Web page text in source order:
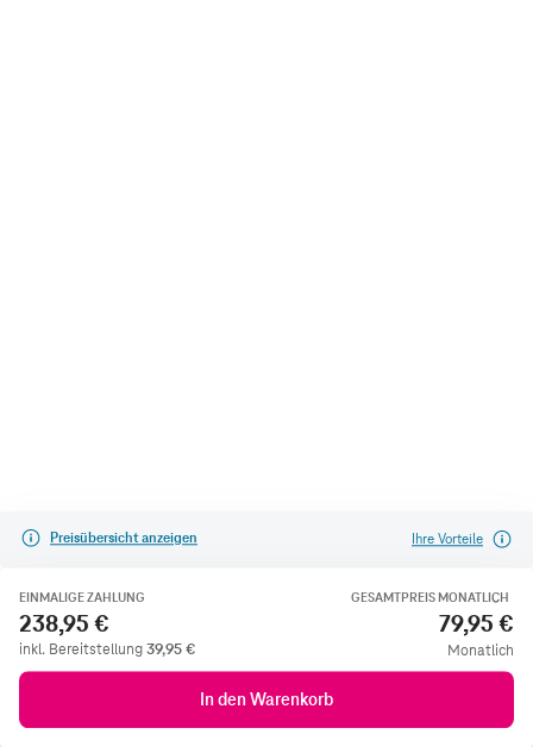
Preisübersicht anzeigen Ihre Vorteile
EINMALIGE ZAHLUNG
238,95 €
inkl. Bereitstellung39,95€
GESAMTPREIS MONATLICH
79,95 €
Monatlich
In den Warenkorb